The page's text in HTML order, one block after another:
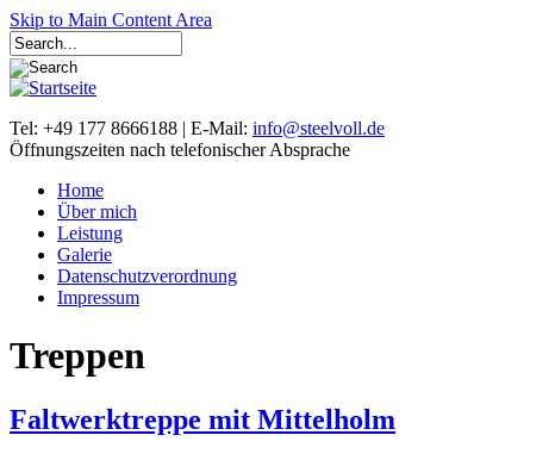
Skip to Main Content Area
Tel: +49 177 8666188 | E-Mail: info@steelvoll.de
Öffnungszeiten nach telefonischer Absprache
Home
Über mich
Leistung
Galerie
Datenschutzverordnung
Impressum
Treppen
Faltwerktreppe mit Mittelholm